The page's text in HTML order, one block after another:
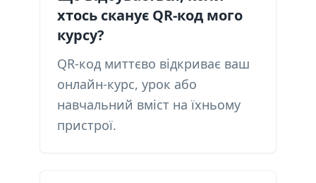
хтось сканує QR-код мого
курсу?
QR-код миттєво відкриває ваш
онлайн-курс, урок або
навчальний вміст на їхньому
пристрої.